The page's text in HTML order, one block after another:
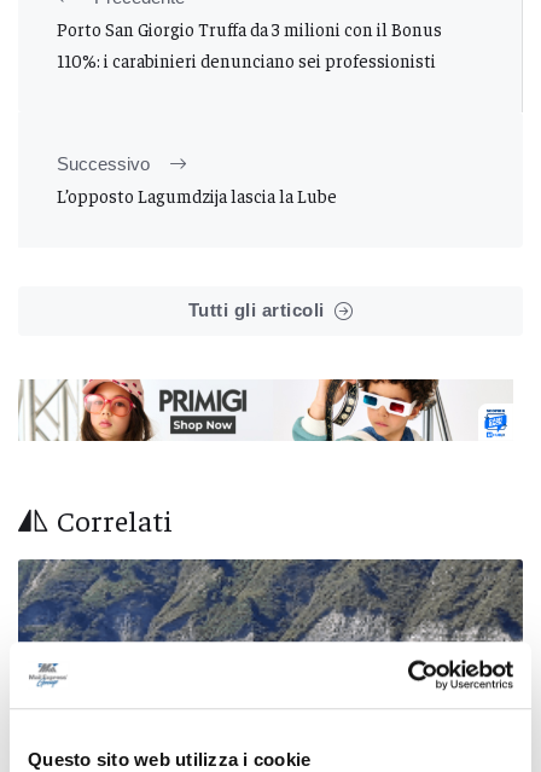
Questo sito web utilizza i cookie
Porto San Giorgio Truffa da 3 milioni con il Bonus
110%: i carabinieri denunciano sei professionisti
Successivo
L’opposto Lagumdzija lascia la Lube
Tutti gli articoli
Correlati